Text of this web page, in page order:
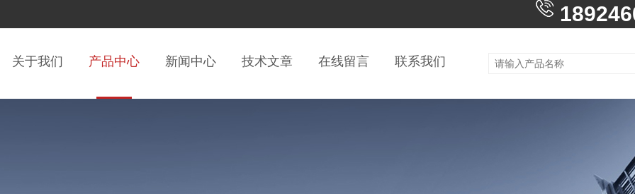
关于我们 产品中心 新闻中心 技术文章 在线留言 联系我们